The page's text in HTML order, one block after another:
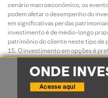
cenário macroeconômico, os
podem afetar o desempenho do
em significativas perdas
investimento é de médio-longo
patrimônio do cliente neste tipo de
O investimento em opções é
investidores de perfil agressivo, de
praticada pela XP Investimentos.
direitos de compra ou venda de um
devendo o adquirente do direito
como num acordo seguro. As